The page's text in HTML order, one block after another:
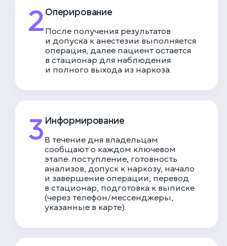
2Оперирование
После получения результатов
и допуска к анестезии выполняется
операция, далее пациент остается
в стационар для наблюдения
и полного выхода из наркоза.
3 Информирование
В течение дня владельцам
сообщают о каждом ключевом
этапе: поступление, готовность
анализов, допуск к наркозу, начало
и завершение операции, перевод
в стационар, подготовка к выписке
(через телефон/мессенджеры,
указанные в карте).